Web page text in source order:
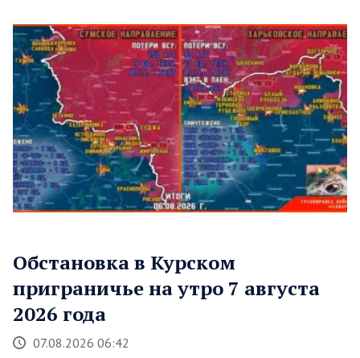
Обстановка в Курском
приграничье на утро 7 августа
2026 года
07.08.2026 06:42